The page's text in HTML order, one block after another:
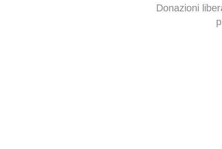
Donazioni